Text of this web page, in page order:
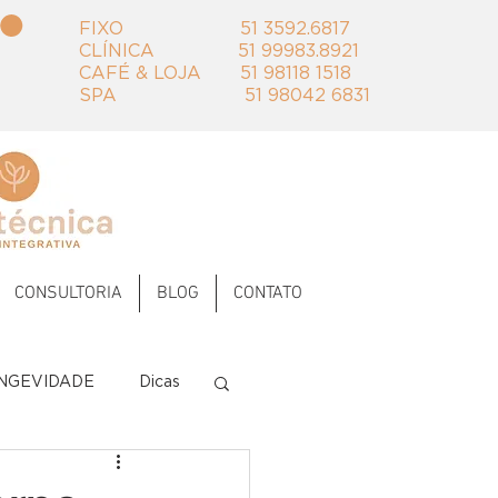
FIXO 51 3592.6817 ‭‭
CLÍNICA 51 99983.8921
​CAFÉ & LOJA 51 98118 1518
SPA 51 98042 6831
CONSULTORIA BLOG CONTATO
Dicas